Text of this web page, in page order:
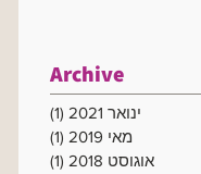
Archive
ינואר 2021 (1)
מאי 2019
(1)
אוגוסט 2018
(1)